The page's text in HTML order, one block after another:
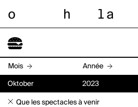
o h l a
Mois Année
Oktober 2023
Que les spectacles à venir